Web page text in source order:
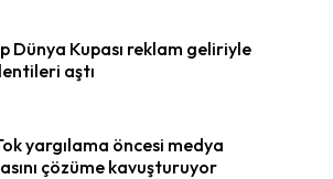
Dünya Kupası reklam geliriyle
aştı
yargılama öncesi medya
çözüme kavuşturuyor